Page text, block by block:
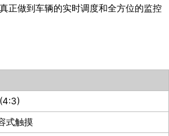
正做到车辆的实时调度和全方位的监控
式触摸